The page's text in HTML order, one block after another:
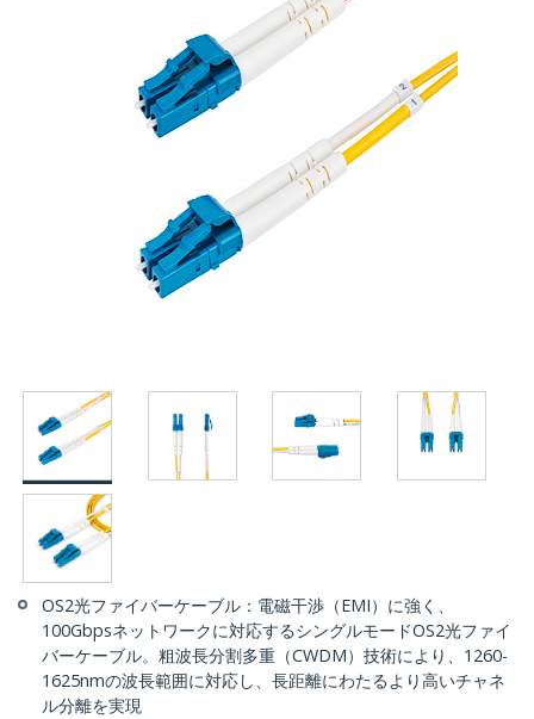
OS2光ファイバーケーブル：電磁干渉（EMI）に強く、
100Gbpsネットワークに対応するシングルモードOS2光ファイ
バーケーブル。粗波長分割多重（CWDM）技術により、1260-
1625nmの波長範囲に対応し、長距離にわたるより高いチャネ
ル分離を実現